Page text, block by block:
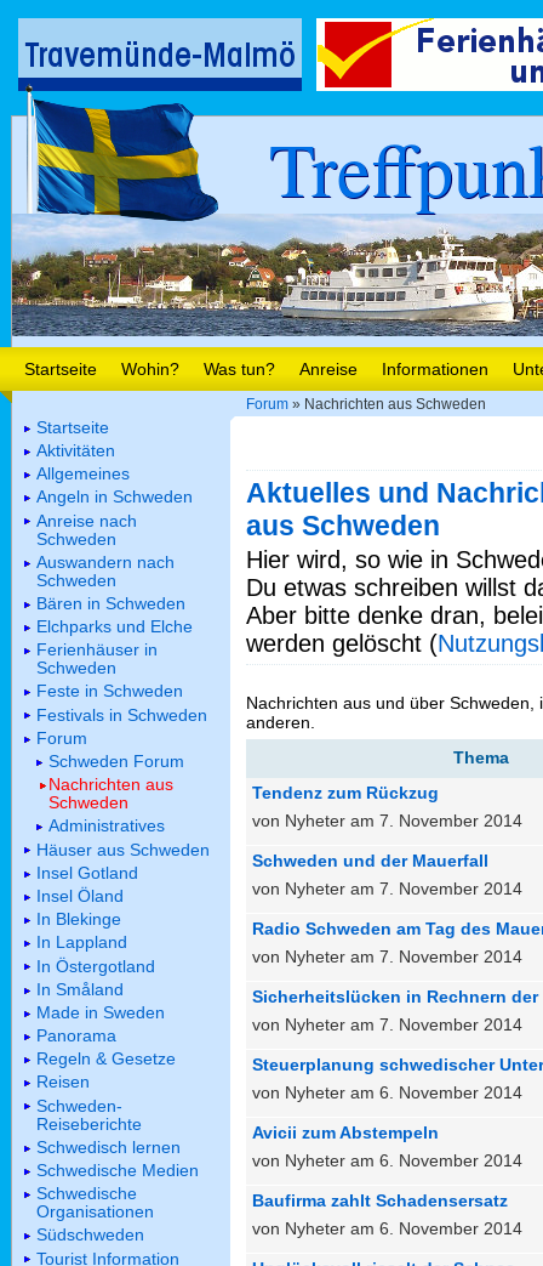
Startseite Wohin? Was tun? Anreise Informationen
Forum » Nachrichten aus Schweden
Aktuelles und
aus Schweden
Hier wird, so wie in
Du etwas schreiben willst
Aber bitte denke dran,
werden gelöscht (
Nachrichten aus und über
anderen.
Thema
Tendenz zum Rückzug
von Nyheter am 7. November 2014
Schweden und der Mauerfall
von Nyheter am 7. November 2014
Radio Schweden am Tag des
von Nyheter am 7. November 2014
Sicherheitslücken in Rechnern
von Nyheter am 7. November 2014
Steuerplanung schwedischer
von Nyheter am 6. November 2014
Avicii zum Abstempeln
von Nyheter am 6. November 2014
Baufirma zahlt Schadensersatz
von Nyheter am 6. November 2014
Startseite
Aktivitäten
Allgemeines
Angeln in Schweden
Anreise nach
Schweden
Auswandern nach
Schweden
Bären in Schweden
Elchparks und Elche
Ferienhäuser in
Schweden
Feste in Schweden
Festivals in Schweden
Forum
Schweden Forum
Nachrichten aus
Schweden
Administratives
Häuser aus Schweden
Insel Gotland
Insel Öland
In Blekinge
In Lappland
In Östergotland
In Småland
Made in Sweden
Panorama
Regeln & Gesetze
Reisen
Schweden-
Reiseberichte
Schwedisch lernen
Schwedische Medien
Schwedische
Organisationen
Südschweden
Tourist Information